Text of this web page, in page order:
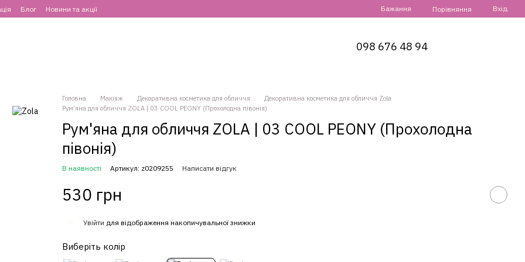
Блог Новини та акції Бажання Порівняння Вхід
098 676 48 94
Головна Макіяж Декоративна косметика для обличчя
Декоративна косметика для обличчя Zola
Рум'яна для обличчя ZOLA | 03 COOL PEONY (Прохолодна півонія)
Рум'яна для обличчя ZOLA | 03 COOL PEONY (Прохолодна
півонія)
В наявності Артикул: z0209255 Написати відгук
530 грн
Увійти для відображення накопичувальної знижки
Виберіть колір